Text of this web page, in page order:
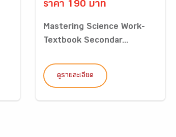
ราคา 190 บาท
Mastering Science Work-
Textbook Secondar...
ดูรายละเอียด